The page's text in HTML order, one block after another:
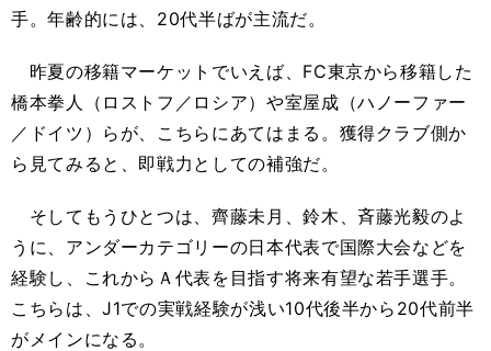
手。年齢的には、20代半ばが主流だ。
昨夏の移籍マーケットでいえば、FC東京から移籍した
橋本拳人（ロストフ／ロシア）や室屋成（ハノーファー
／ドイツ）らが、こちらにあてはまる。獲得クラブ側か
ら見てみると、即戦力としての補強だ。
そしてもうひとつは、齊藤未月、鈴木、斉藤光毅のよ
うに、アンダーカテゴリーの日本代表で国際大会などを
経験し、これからＡ代表を目指す将来有望な若手選手。
こちらは、J1での実戦経験が浅い10代後半から20代前半
がメインになる。